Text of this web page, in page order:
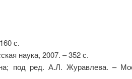
с.
наука, 2007. – 352 с.
под ред. А.Л. Журавлева. –